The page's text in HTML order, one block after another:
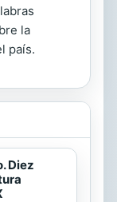
la
país.
Diez